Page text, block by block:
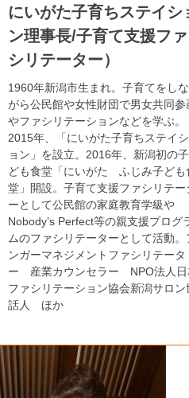
にいがた子育ちステイシ
ン理事長/子育て支援ファ
シリテーター）
1960年新潟市生まれ。子育てをしな
がら公民館や女性財団で男女共同参
やファシリテーションなどを学ぶ。
2015年、「にいがた子育ちステイシ
ョン」を設立。2016年、新潟初の子
ども食堂「にいがた ふじみ子ども
堂」開設。子育て支援ファシリテー
ーとして公民館の家庭教育学級や
Nobody’s Perfect等の親支援プログ
ムのファシリテーターとして活動。
ンガーマネジメントファシリテータ
ー 産業カウンセラー NPO法人日
ファシリテーション協会新潟サロン
話人 ほか